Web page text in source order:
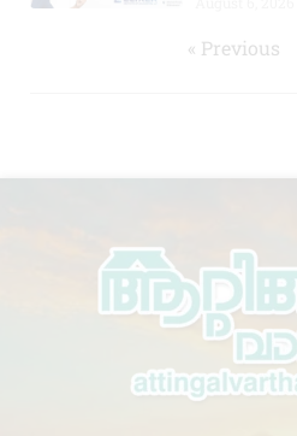
« Previous